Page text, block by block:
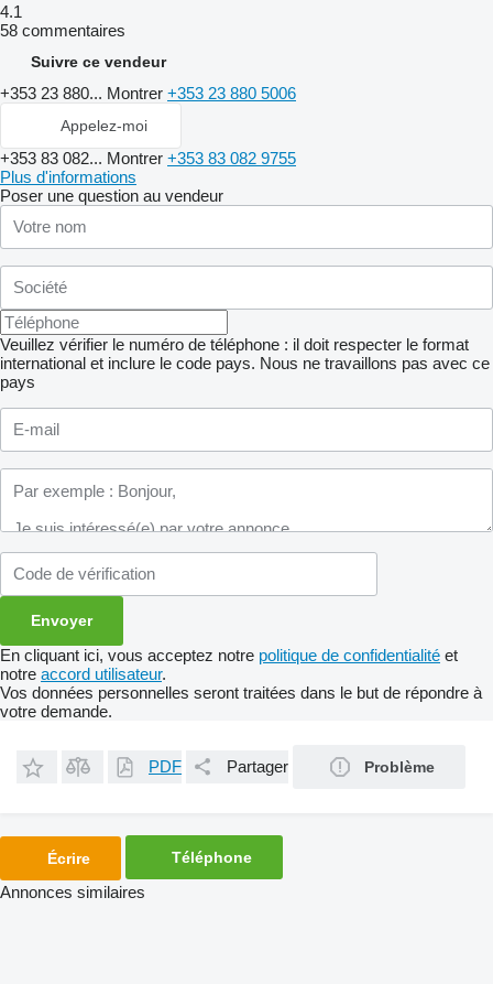
4.1
58 commentaires
Suivre ce vendeur
+353 23 880... Montrer +353 23 880 5006
Appelez-moi
+353 83 082... Montrer +353 83 082 9755
Plus d'informations
Poser une question au vendeur
Veuillez vérifier le numéro de téléphone : il doit respecter le format
international et inclure le code pays. Nous ne travaillons pas avec ce
pays
En cliquant ici, vous acceptez notre politique de confidentialité et
notre accord utilisateur.
Vos données personnelles seront traitées dans le but de répondre à
votre demande.
PDF Partager Problème
Écrire Téléphone
Annonces similaires